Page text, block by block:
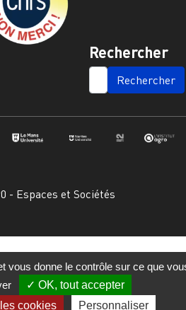
Rechercher
SEARCH
- Espaces et Sociétés
vous donne le contrôle sur ce que
OK, tout accepter
cookies
Personnaliser